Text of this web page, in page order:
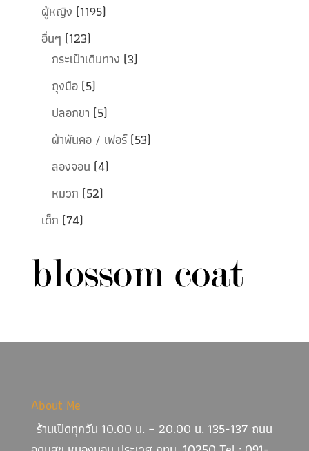
ผู้หญิง (1195)
อื่นๆ (123)
กระเป๋าเดินทาง (3)
ถุงมือ (5)
ปลอกขา (5)
ผ้าพันคอ / เฟอร์ (53)
ลองจอน (4)
หมวก (52)
เด็ก (74)
About Me
ร้านเปิดทุกวัน 10.00 น. – 20.00 น. 135-137 ถนน